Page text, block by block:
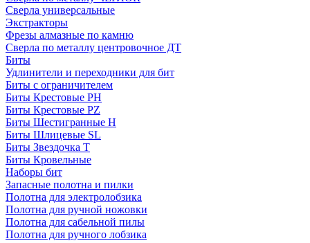
Сверла универсальные
Экстракторы
Фрезы алмазные по камню
Сверла по металлу центровочное ДТ
Биты
Удлинители и переходники для бит
Биты с ограничителем
Биты Крестовые PH
Биты Крестовые PZ
Биты Шестигранные H
Биты Шлицевые SL
Биты Звездочка T
Биты Кровельные
Наборы бит
Запасные полотна и пилки
Полотна для электролобзика
Полотна для ручной ножовки
Полотна для сабельной пилы
Полотна для ручного лобзика